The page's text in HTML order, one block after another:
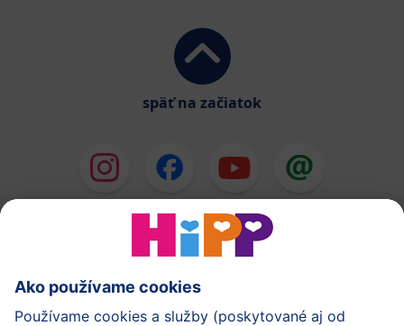
späť na začiatok
HiPP Mlieka
HiPP Príkrmy
HiPP Tehotenstvo